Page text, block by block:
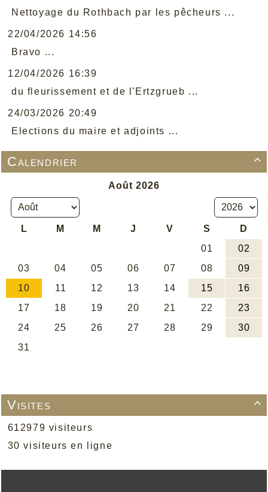
Nettoyage du Rothbach par les pêcheurs ...
22/04/2026 14:56
Bravo ...
12/04/2026 16:39
du fleurissement et de l'Ertzgrueb ...
24/03/2026 20:49
Elections du maire et adjoints ...

Calendrier

Visites
612979 visiteurs
30 visiteurs en ligne